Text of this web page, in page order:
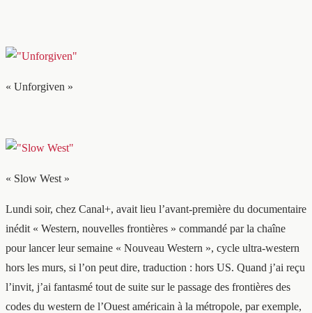
« Unforgiven »
« Slow West »
Lundi soir, chez Canal+, avait lieu l’avant-première du documentaire
inédit « Western, nouvelles frontières » commandé par la chaîne
pour lancer leur semaine « Nouveau Western », cycle ultra-western
hors les murs, si l’on peut dire, traduction : hors US. Quand j’ai reçu
l’invit, j’ai fantasmé tout de suite sur le passage des frontières des
codes du western de l’Ouest américain à la métropole, par exemple,